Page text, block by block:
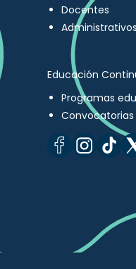
Docentes
Administrativos
Educación
Programas
Convocatorias